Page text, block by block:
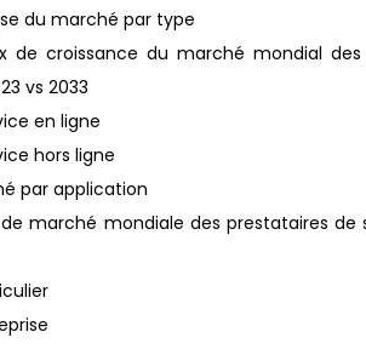
du marché par type
de croissance du marché mondial
vs 2033
en ligne
hors ligne
par application
de marché mondiale des prestataires